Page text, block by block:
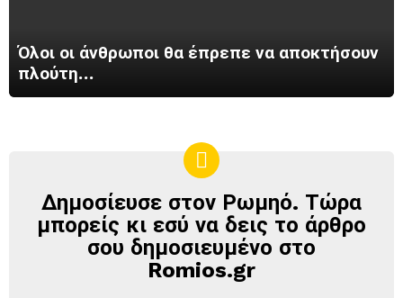
Όλοι οι άνθρωποι θα έπρεπε να αποκτήσουν
πλούτη…
ΔΗΜΟΣΊΕΥΣΕ
ΣΤΟΝ
ΡΩΜΗΌ
Δημοσίευσε στον Ρωμηό. Τώρα
μπορείς κι εσύ να δεις το άρθρο
σου δημοσιευμένο στο
Romios.gr